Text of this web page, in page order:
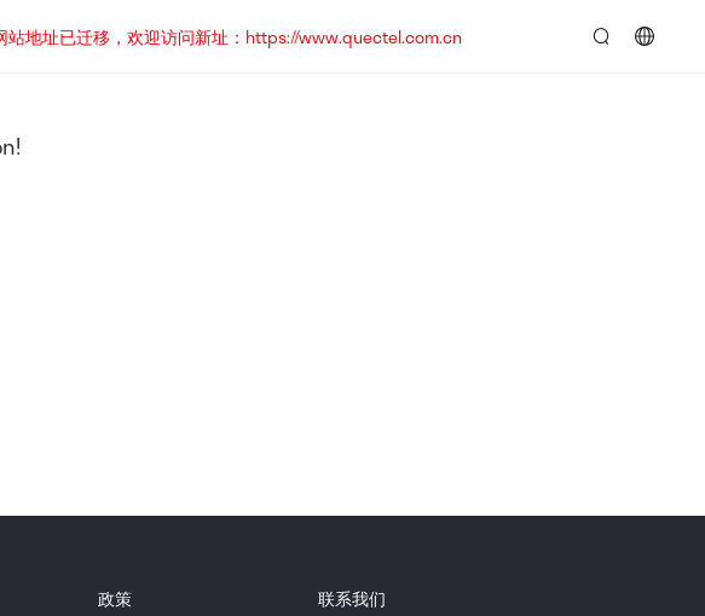
站地址已迁移，欢迎访问新址：https://www.quectel.com.cn
政策
联系我们